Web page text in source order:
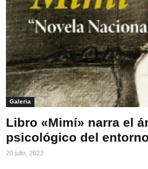
Galeria
Libro «Mimí» narra el
psicológico del
20 julio, 2023